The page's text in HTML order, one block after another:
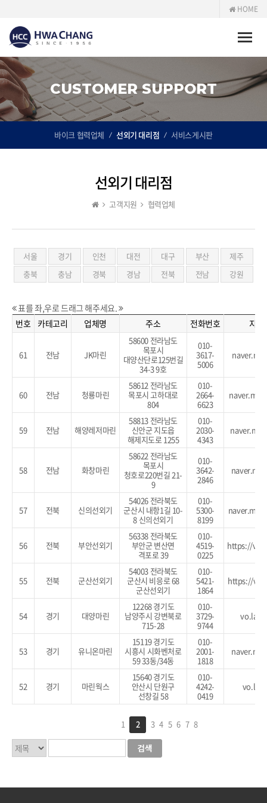
HOME
Toggle
CUSTOMER SUPPORT
바이크 협력업체 선외기 대리점 서비스게시판
선외기 대리점
고객지원 협력업체
서울 경기 인천 대전 대구 부산
제주
충북
충남 경북 경남 전북 전남 강원
표를 좌,우로 드래그 해주세요.
번호
카테고리 업체명 주소 전화번호 지도
61 전남 JK마린
58600 전라남도
목포시
대양산단로125번길
34-3 9호
010-
3617-
5006
60 전남 청룡마린
58612 전라남도
목포시 고하대로
804
010-
2664-
6623
naver.me/
59 전남 해양레저마린
58813 전라남도
신안군 지도읍
해제지도로 1255
010-
2030-
4343
naver.me/
58 전남 화창마린
58622 전라남도
목포시
청호로220번길 21-
9
010-
3642-
2846
57 전북 신의선외기
54026 전라북도
군산시 내항1길 10-
8 신의선외기
010-
5300-
8199
naver.me/
56 전북 부안선외기
56338 전라북도
부안군 변산면
격포로 39
010-
4519-
0225
https://
55 전북 군산선외기
54003 전라북도
군산시 비응로 68
군산선외기
010-
5421-
1864
https://
54 경기 대양마린
12268 경기도
남양주시 강변북로
715-28
010-
3729-
9744
vo.la/
53 경기 유니온마린
15119 경기도
시흥시 시화벤처로
59 33동/34동
010-
2001-
1818
52 경기 마린웍스
15640 경기도
안산시 단원구
선창길 58
010-
4242-
0419
vo.la/
1 2 3 4 5 6 7 8